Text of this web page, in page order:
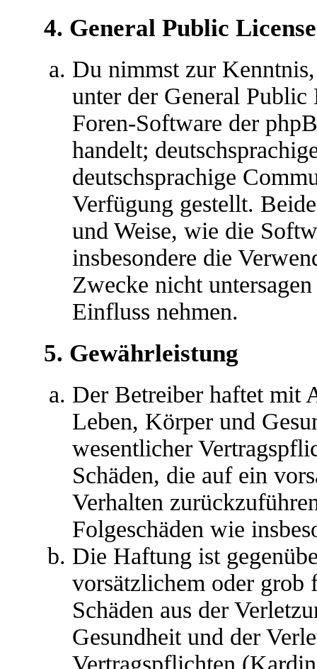
4. General Public License
Du nimmst zur
unter der General
Foren-Software der
handelt;
deutschsprachige
Verfügung gestellt.
und Weise, wie die
insbesondere die
Zwecke nicht
Einfluss nehmen.
5. Gewährleistung
Der Betreiber haftet mit
Leben, Körper und
wesentlicher
Schäden, die auf ein
Verhalten
Folgeschäden wie
Die Haftung ist
vorsätzlichem oder grob
Schäden aus der
Gesundheit und der